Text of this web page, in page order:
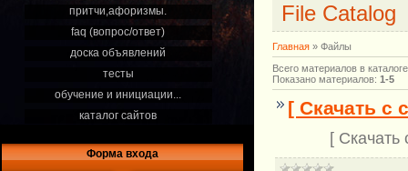
притчи,афоризмы.
faq (вопрос/ответ)
доска объявлений
тесты
обучение и инициации...
каталог сайтов
Форма входа
File Catalog
Главная » Файлы
Всего материалов в каталоге
Показано материалов: 1-5
[ Скачать с
[ Скачать